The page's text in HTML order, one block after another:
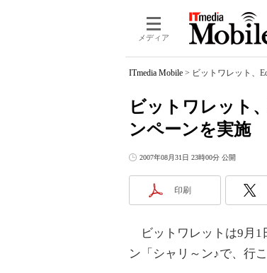
メディア
ITmedia Mobile > ビットワレット、
ビットワレット
ンペーンを実施
2007年08月31日 23時00分 公開
印刷
ビットワレットは9月1
ン「シャリ～ン♪で、行